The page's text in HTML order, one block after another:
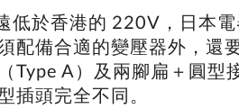
低於香港的 220V，日本
配備合適的變壓器外，還
Type A）及兩腳扁＋圓型
插頭完全不同。